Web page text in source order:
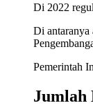
Di 2022
Di antaranya
Pemerintah
Jumlah